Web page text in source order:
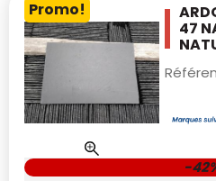
Promo!
47
-